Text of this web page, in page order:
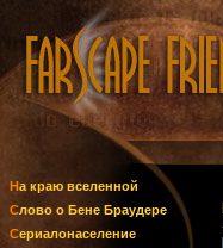
На краю вселенной
Слово о Бене Браудере
Сериалонаселение